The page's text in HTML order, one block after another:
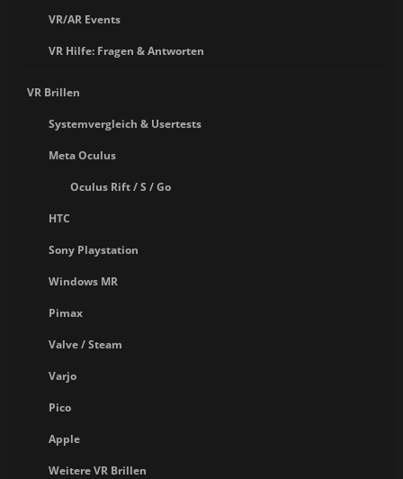
VR/AR Events
VR Hilfe: Fragen & Antworten
VR Brillen
Systemvergleich & Usertests
Meta Oculus
Oculus Rift / S / Go
HTC
Sony Playstation
Windows MR
Pimax
Valve / Steam
Varjo
Pico
Apple
Weitere VR Brillen